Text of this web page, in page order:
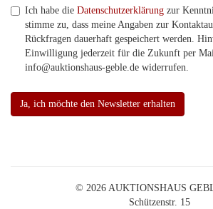
Ich habe die Datenschutzerklärung zur
stimme zu, dass meine Angaben zur
Rückfragen dauerhaft gespeichert werden.
Einwilligung jederzeit für die Zukunft per
info@auktionshaus-geble.de widerrufen.
Ja, ich möchte den Newsletter erhalten
© 2026 AUKTIONSHAUS
Schützenstr. 15